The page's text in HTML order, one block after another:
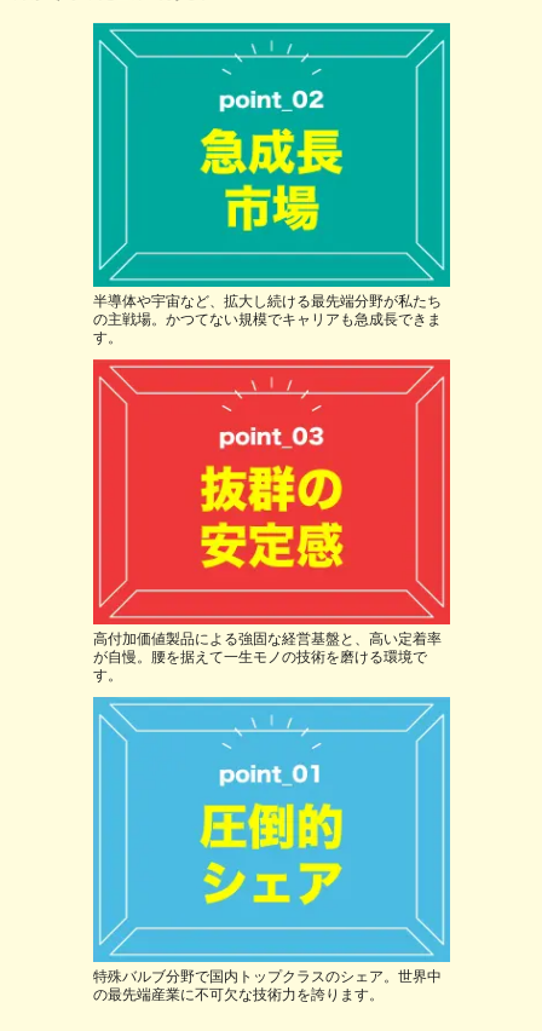
半導体や宇宙など、拡大し続ける最先端分野が私たち
の主戦場。かつてない規模でキャリアも急成長できま
す。
高付加価値製品による強固な経営基盤と、高い定着率
が自慢。腰を据えて一生モノの技術を磨ける環境で
す。
特殊バルブ分野で国内トップクラスのシェア。世界中
の最先端産業に不可欠な技術力を誇ります。